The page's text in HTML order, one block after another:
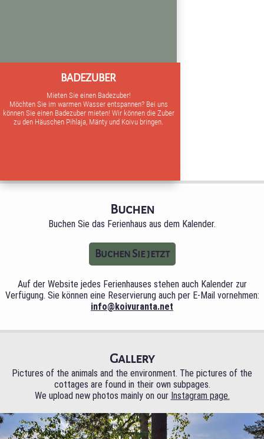
BADEZUBER
Mieten Sie einen Badezuber!
Möchten Sie im warmen Wasser entspannen? Bei uns
können Sie einen Badezuber mieten! Wir können die Zuber
zu den Häuschen Pihlaja, Mänty und Koivu bringen.
Buchen
Buchen Sie das Ferienhaus aus dem Kalender.
Buchen Sie jetzt
Auf der Website jedes Ferienhauses stehen auch Kalender zur
Verfügung. Sie können eine Reservierung auch per E-Mail vornehmen:
info@koivuranta.net
Gallery
Pictures of the animals and the environment. The pictures of the
cottages are found in their own subpages.
We upload new photos mainly on our Instagram page.